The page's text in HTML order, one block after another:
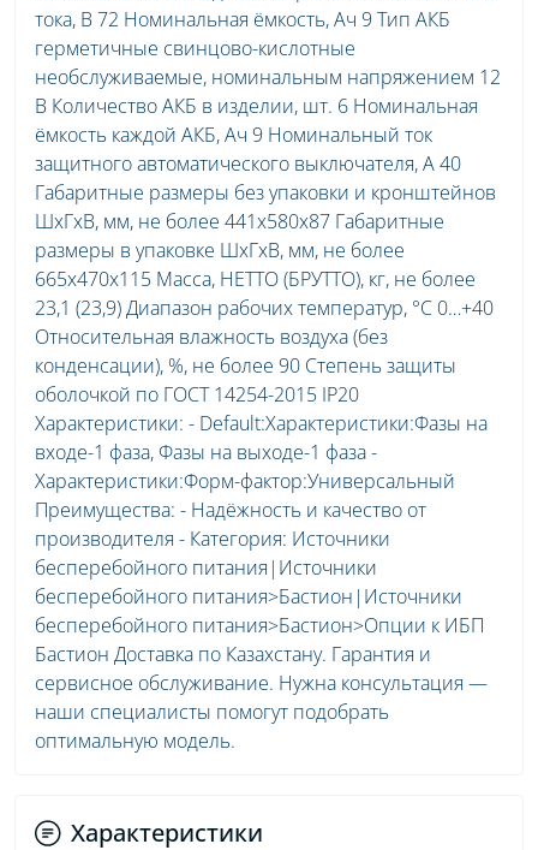
тока, В 72 Номинальная ёмкость, Ач 9 Тип АКБ
герметичные свинцово-кислотные
необслуживаемые, номинальным напряжением 12
В Количество АКБ в изделии, шт. 6 Номинальная
ёмкость каждой АКБ, Ач 9 Номинальный ток
защитного автоматического выключателя, А 40
Габаритные размеры без упаковки и кронштейнов
ШхГхВ, мм, не более 441х580х87 Габаритные
размеры в упаковке ШхГхВ, мм, не более
665х470х115 Масса, НЕТТО (БРУТТО), кг, не более
23,1 (23,9) Диапазон рабочих температур, °С 0…+40
Относительная влажность воздуха (без
конденсации), %, не более 90 Степень защиты
оболочкой по ГОСТ 14254-2015 IP20
Характеристики: - Default:Характеристики:Фазы на
входе-1 фаза, Фазы на выходе-1 фаза -
Характеристики:Форм-фактор:Универсальный
Преимущества: - Надёжность и качество от
производителя - Категория: Источники
бесперебойного питания|Источники
бесперебойного питания>Бастион|Источники
бесперебойного питания>Бастион>Опции к ИБП
Бастион Доставка по Казахстану. Гарантия и
сервисное обслуживание. Нужна консультация —
наши специалисты помогут подобрать
оптимальную модель.
Характеристики